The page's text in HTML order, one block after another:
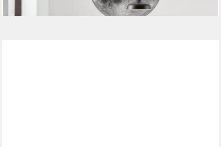
lieferbar - in 6-8 Werktagen bei dir